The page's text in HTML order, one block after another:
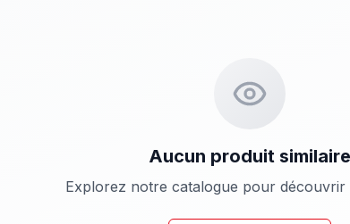
Aucun produit similaire
Explorez notre catalogue pour découvrir